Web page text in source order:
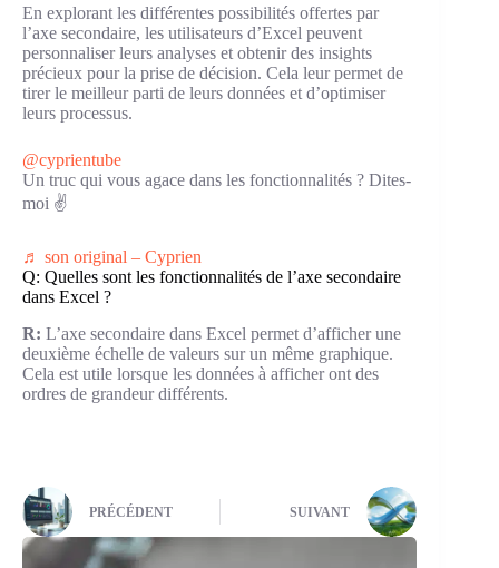
En explorant les différentes possibilités offertes par
l’axe secondaire, les utilisateurs d’Excel peuvent
personnaliser leurs analyses et obtenir des insights
précieux pour la prise de décision. Cela leur permet de
tirer le meilleur parti de leurs données et d’optimiser
leurs processus.
@cyprientube
Un truc qui vous agace dans les fonctionnalités ? Dites-
moi ✌️
♬ son original – Cyprien
Q: Quelles sont les fonctionnalités de l’axe secondaire
dans Excel ?
R: L’axe secondaire dans Excel permet d’afficher une
deuxième échelle de valeurs sur un même graphique.
Cela est utile lorsque les données à afficher ont des
ordres de grandeur différents.
PRÉCÉDENT SUIVANT